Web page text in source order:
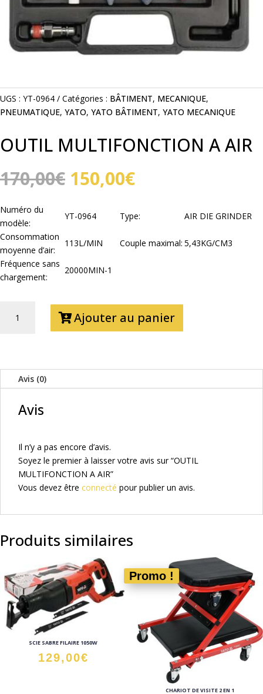
UGS : YT-0964 Catégories : BÂTIMENT, MECANIQUE,
PNEUMATIQUE, YATO, YATO BÂTIMENT, YATO MECANIQUE
OUTIL MULTIFONCTION A AIR
170,00€ Le
prix
était :
150,00€Le
est :
Numéro du
modèle:
YT-0964 Type:
AIR DIE GRINDER
Consommation
moyenne d’air:
113L/MIN Couple maximal: 5,43KG/CM3
Fréquence sans
chargement:
20000MIN-1
Ajouter au panier
Avis (0)
Avis
Il n’y a pas encore d’avis.
Soyez le premier à laisser votre avis sur “OUTIL
MULTIFONCTION A AIR”
Vous devez être connecté pour publier un avis.
Produits similaires
SCIE SABRE FILAIRE 1050W
129,00€
Promo !
CHARIOT DE VISITE 2 EN 1